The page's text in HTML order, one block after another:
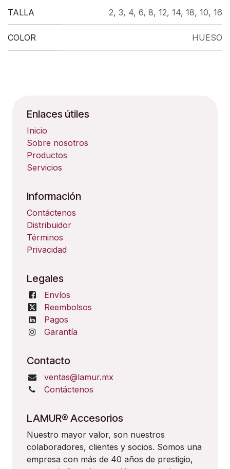
TALLA 2, 3, 4, 6, 8, 12, 14, 18, 10, 16
COLOR HUESO
Enlaces útiles
Inicio
Sobre nosotros
Productos
Servicios
Información
Contáctenos
Distribuidor
Términos
Privacidad
Legales
Envíos
Reembolsos
Pagos
Garantía
Contacto
ventas@lamur.mx
Contáctenos
LAMUR® Accesorios
Nuestro mayor valor, son nuestros
colaboradores, clientes y socios. Somos una
empresa con más de 40 años de prestigio,